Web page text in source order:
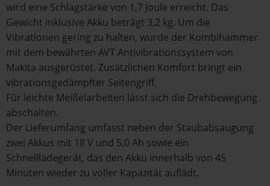
wird eine Schlagstärke von 1,7 Joule erreicht. Das
Gewicht inklusive Akku beträgt 3,2 kg. Um die
Vibrationen gering zu halten, wurde der Kombihammer
mit dem bewährten AVT Antivibrationssystem von
Makita ausgerüstet. Zusätzlichen Komfort bringt ein
vibrationsgedämpfter Seitengriff.
Für leichte Meißelarbeiten lässt sich die Drehbewegung
abschalten.
Der Lieferumfang umfasst neben der Staubabsaugung
zwei Akkus mit 18 V und 5,0 Ah sowie ein
Schnellladegerät, das den Akku innerhalb von 45
Minuten wieder zu voller Kapazität auflädt.